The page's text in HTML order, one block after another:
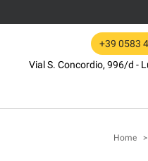
+39 0583
Vial S. Concordio, 996/d -
Home >